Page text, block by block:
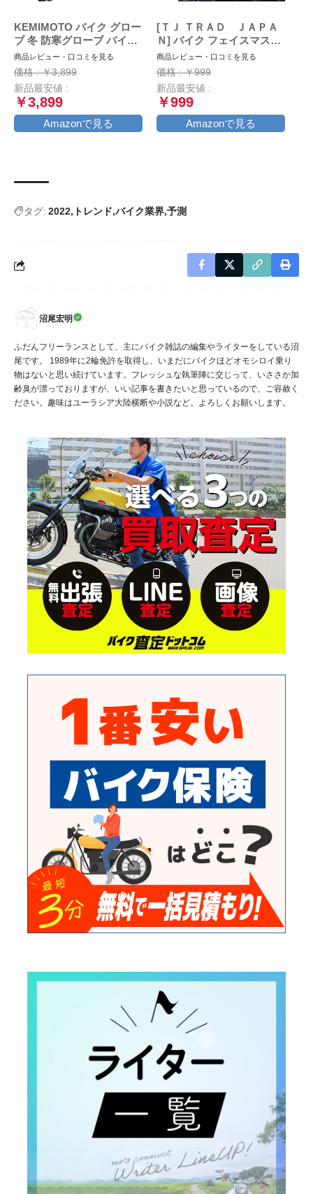
KEMIMOTO バイク グロー
ブ 冬 防寒グローブ バイク
冬用グローブ オートバイグ
ローブ 春/秋/冬 スマホ対応
裏起毛 防風 風止め クッシ
ョン付き 滑り止め ブラッ
ク L
商品レビュー・口コミを見る
価格 : ￥3,899
新品最安値 :
￥3,899
Amazonで見る
[ＴＪ ＴＲＡＤ ＪＡＰＡ
Ｎ] バイク フェイスマスク
大きめ マスク 日本製 不織
布 (大きめ30枚個包装, ブラ
ック×ブラック)
商品レビュー・口コミを見る
価格 : ￥999
新品最安値 :
￥999
Amazonで見る
タグ: 2022 トレンド バイク業界 予測
沼尾宏明
ふだんフリーランスとして、主にバイク雑誌の編集やライターをしている沼
尾です。 1989年に2輪免許を取得し、いまだにバイクほどオモシロイ乗り
物はないと思い続けています。フレッシュな執筆陣に交じって、いささか加
齢臭が漂っておりますが、いい記事を書きたいと思っているので、ご容赦く
ださい。趣味はユーラシア大陸横断や小説など。よろしくお願いします。